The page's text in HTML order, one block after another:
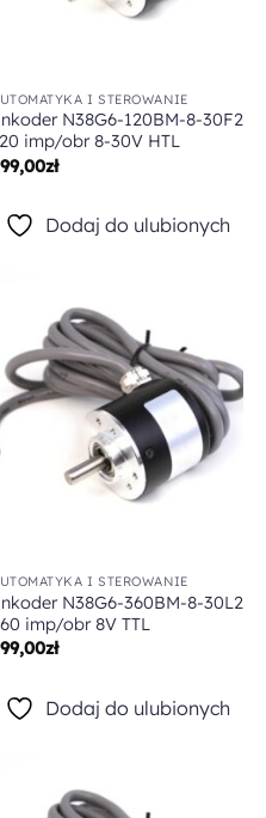
I STEROWANIE
N38G6-120BM-8-30F2
imp/obr 8-30V HTL
zł
Dodaj do ulubionych
ulubionych
I STEROWANIE
N38G6-360BM-8-30L2
imp/obr 8V TTL
zł
Dodaj do ulubionych